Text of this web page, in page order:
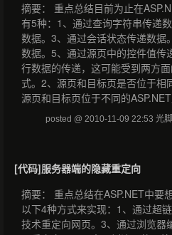
摘要： 重点总结目前为止在
有5种：1、通过查询字符串传递
数据。3、通过会话状态传递数据
数据。5、通过源页中的控件值传
行数据的传递，这可能受到两方
式。2、源页和目标页是否位于相
源页和目标页位于不同的
posted @ 2010-11-09 22:53 光
[代码]服务器端的隐藏重定向
摘要： 重点总结在ASP.NET中要
以下4种方式来实现：1、通过超
技术重定向网页。3、通过浏览器